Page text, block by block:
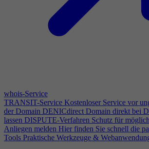
whois-Service
TRANSIT-Service Kostenloser Service vor
der Domain DENICdirect Domain direkt bei
lassen DISPUTE-Verfahren Schutz für
Anliegen melden Hier finden Sie schnell die
Tools Praktische Werkzeuge &